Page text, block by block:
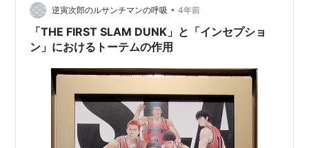
逆寅次郎のルサンチマンの呼吸 • 4年前
「THE FIRST SLAM DUNK」と「インセプショ
ン」におけるトーテムの作用